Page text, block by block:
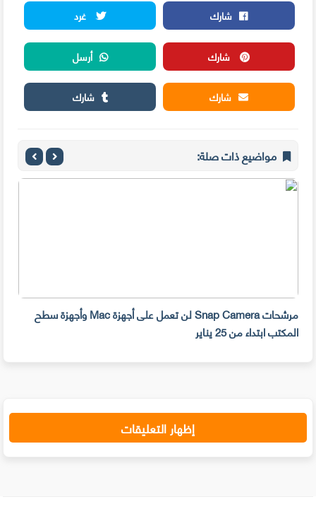
شارك
غرد
شارك
أرسل
شارك
شارك
مواضيع ذات صلة:
مرشحات Snap Camera لن تعمل على أجهزة Mac وأجهزة سطح
المكتب ابتداء من 25 يناير
إظهار التعليقات